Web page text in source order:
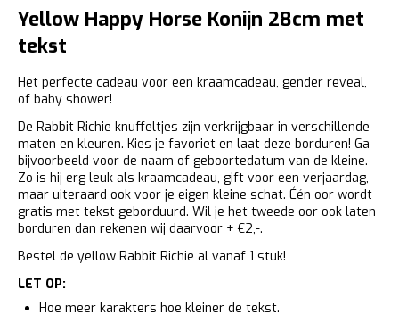
Yellow Happy Horse Konijn 28cm met
tekst
Het perfecte cadeau voor een kraamcadeau, gender reveal,
of baby shower!
De Rabbit Richie knuffeltjes zijn verkrijgbaar in verschillende
maten en kleuren. Kies je favoriet en laat deze borduren! Ga
bijvoorbeeld voor de naam of geboortedatum van de kleine.
Zo is hij erg leuk als kraamcadeau, gift voor een verjaardag,
maar uiteraard ook voor je eigen kleine schat. Één oor wordt
gratis met tekst geborduurd. Wil je het tweede oor ook laten
borduren dan rekenen wij daarvoor + €2,-.
Bestel de yellow Rabbit Richie al vanaf 1 stuk!
LET OP:
Hoe meer karakters hoe kleiner de tekst.